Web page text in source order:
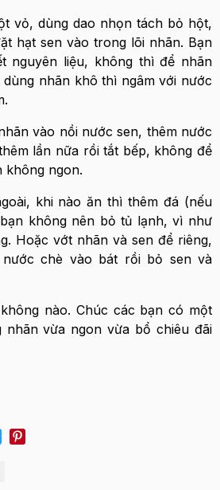
vỏ, dùng dao nhọn tách bỏ hột,
hạt sen vào trong lõi nhãn. Bạn
nguyên liệu, không thì để nhãn
dùng nhãn khô thì ngâm với nước
vào nồi nước sen, thêm nước
lần nữa rồi tắt bếp, không để
không ngon.
khi nào ăn thì thêm đá (nếu
không nên bỏ tủ lạnh, vì như
Hoặc vớt nhãn và sen để riêng,
chè vào bát rồi bỏ sen và
nào. Chúc các bạn có một
nhãn vừa ngon vừa bổ chiêu đãi